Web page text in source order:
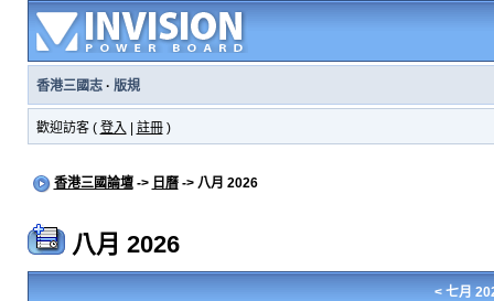
香港三國志· 版規
歡迎訪客 ( 登入 註冊)
香港三國論壇-> 日曆-> 八月 2026
八月 2026
< 七月